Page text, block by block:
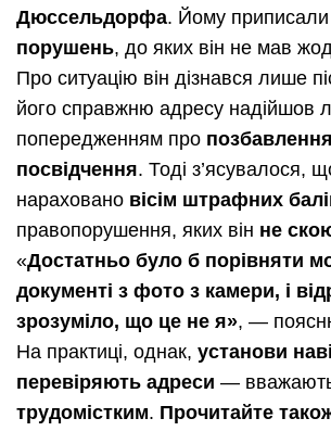
Дюссельдорфа. Йому приписали
порушень, до яких він не мав
Про ситуацію він дізнався лише
його справжню адресу надійшов
попередженням про
посвідчення. Тоді з’ясувалося,
нараховано вісім штрафних
правопорушення, яких він не
«Достатньо було б порівняти
документі з фото з камери, і
зрозуміло, що це не я», —
На практиці, однак, установи
перевіряють адреси —
трудомістким. Прочитайте